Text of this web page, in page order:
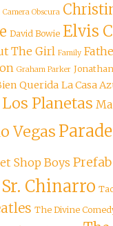
Camera Obscura
David Bowie Elvis
The Girl Family
Graham Parker
Querida La Casa
Los Planetas
Vegas Parade
Shop Boys
Sr. Chinarro
The Divine